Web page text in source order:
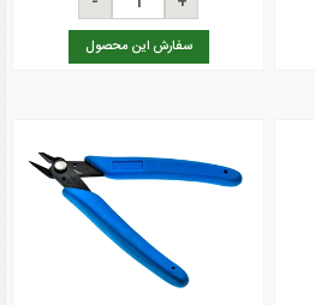
سفارش این محصول